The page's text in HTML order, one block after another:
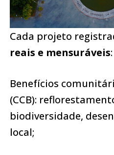
Cada projeto
reais e mensuráveis:
Benefícios
(CCB):
biodiversidade,
local;